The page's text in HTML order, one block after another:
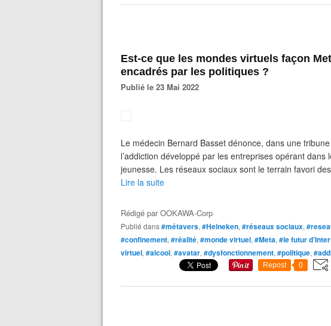
Est-ce que les mondes virtuels façon
encadrés par les politiques ?
Publié le 23 Mai 2022
Le médecin Bernard Basset dénonce, dans une
l’addiction développé par les entreprises opérant
jeunesse. Les réseaux sociaux sont le terrain favori
Lire la suite
Rédigé parOOKAWA-Corp
Publié dans#métavers, #Heineken, #réseaux sociaux,
#confinement, #réalité, #monde virtuel, #Meta, #le futur
virtuel, #alcool, #avatar, #dysfonctionnement, #politique,
Repost 0